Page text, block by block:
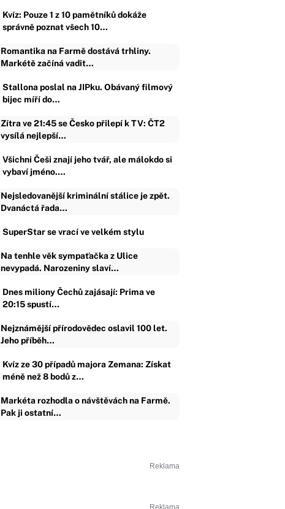
Kvíz: Pouze 1 z 10 pamětníků dokáže
správně poznat všech 10…
Romantika na Farmě dostává trhliny.
Markétě začíná vadit…
Stallona poslal na JIPku. Obávaný filmový
bijec míří do…
Zítra ve 21:45 se Česko přilepí k TV: ČT2
vysílá nejlepší…
Všichni Češi znají jeho tvář, ale málokdo si
vybaví jméno.…
Nejsledovanější kriminální stálice je zpět.
Dvanáctá řada…
SuperStar se vrací ve velkém stylu
Na tenhle věk sympaťačka z Ulice
nevypadá. Narozeniny slaví…
Dnes miliony Čechů zajásají: Prima ve
20:15 spustí…
Nejznámější přírodovědec oslavil 100 let.
Jeho příběh…
Kvíz ze 30 případů majora Zemana: Získat
méně než 8 bodů z…
Markéta rozhodla o návštěvách na Farmě.
Pak ji ostatní…